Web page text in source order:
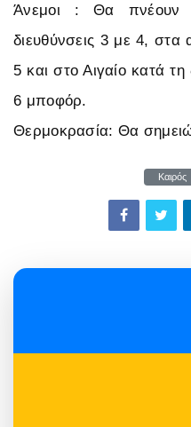
Άνεμοι : Θα πνέουν
διευθύνσεις 3 με 4, στα
5 και στο Αιγαίο κατά
6 μποφόρ.
Θερμοκρασία: Θα
Καιρός